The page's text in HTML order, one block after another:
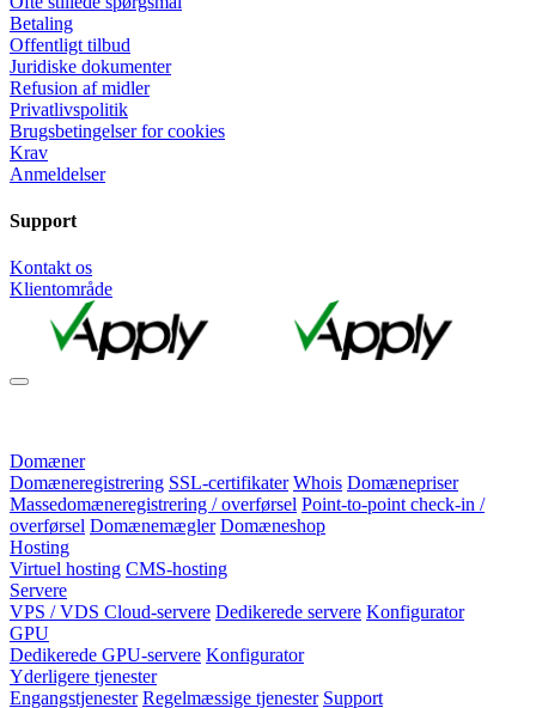
Betaling
Offentligt tilbud
Juridiske dokumenter
Refusion af midler
Privatlivspolitik
Brugsbetingelser for cookies
Krav
Anmeldelser
Support
Kontakt os
Klientområde
Domæner
Domæneregistrering SSL-certifikater Whois Domænepriser
Massedomæneregistrering / overførsel Point-to-point check-in /
overførsel Domænemægler Domæneshop
Hosting
Virtuel hosting CMS-hosting
Servere
VPS / VDS Cloud-servere Dedikerede servere Konfigurator
GPU
Dedikerede GPU-servere Konfigurator
Yderligere tjenester
Engangstjenester Regelmæssige tjenester Support